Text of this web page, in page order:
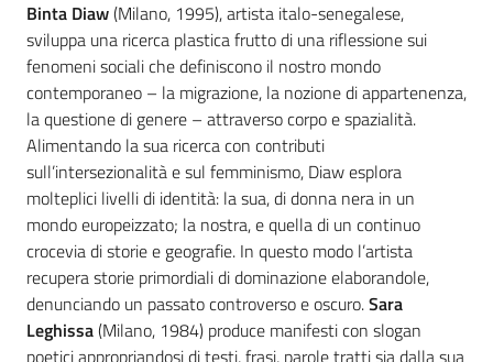
Binta Diaw(Milano, 1995), artista italo-senegalese,
sviluppa una ricerca plastica frutto di una riflessione sui
fenomeni sociali che definiscono il nostro mondo
contemporaneo – la migrazione, la nozione di appartenenza,
la questione di genere – attraverso corpo e spazialità.
Alimentando la sua ricerca con contributi
sull’intersezionalità e sul femminismo, Diaw esplora
molteplici livelli di identità: la sua, di donna nera in un
mondo europeizzato; la nostra, e quella di un continuo
crocevia di storie e geografie. In questo modo l’artista
recupera storie primordiali di dominazione elaborandole,
denunciando un passato controverso e oscuro.Sara
Leghissa(Milano, 1984) produce manifesti con slogan
poetici appropriandosi di testi, frasi, parole tratti sia dalla sua